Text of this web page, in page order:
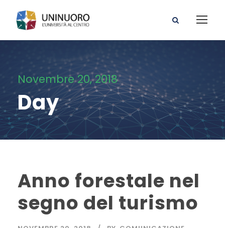
Novembre 20, 2018
Day
Anno forestale nel
segno del turismo